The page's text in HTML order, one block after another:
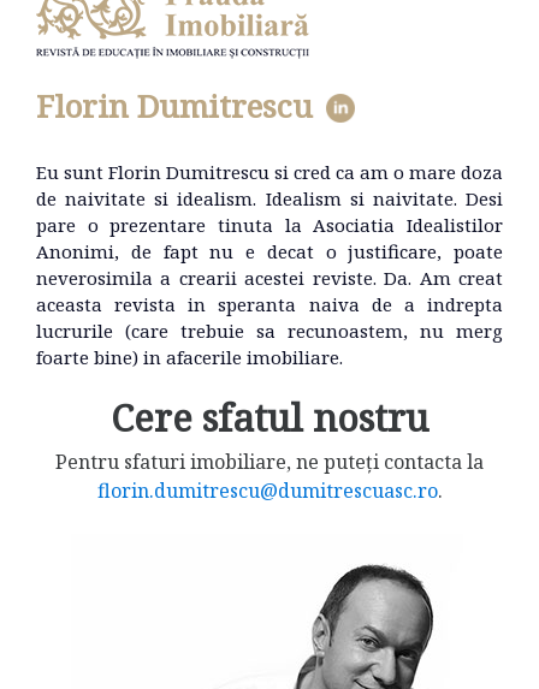
Florin Dumitrescu
Eu sunt Florin Dumitrescu si cred ca am o mare doza
de naivitate si idealism. Idealism si naivitate. Desi
pare o prezentare tinuta la Asociatia Idealistilor
Anonimi, de fapt nu e decat o justificare, poate
neverosimila a crearii acestei reviste. Da. Am creat
aceasta revista in speranta naiva de a indrepta
lucrurile (care trebuie sa recunoastem, nu merg
foarte bine) in afacerile imobiliare.
Cere sfatul nostru
Pentru sfaturi imobiliare, ne puteți contacta la
florin.dumitrescu@dumitrescuasc.ro.